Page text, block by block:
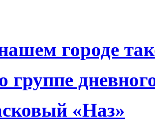
городе
группе
«Наз»